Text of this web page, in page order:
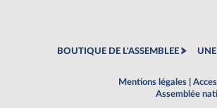
BOUTIQUE DE L'ASSEMBLEE UNE
Mentions légales
Assemblée